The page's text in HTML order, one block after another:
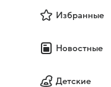
Избранные
Новостные
Детские